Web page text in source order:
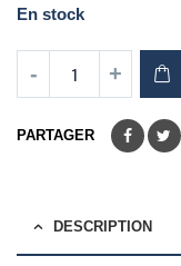
En stock
PARTAGER
DESCRIPTION